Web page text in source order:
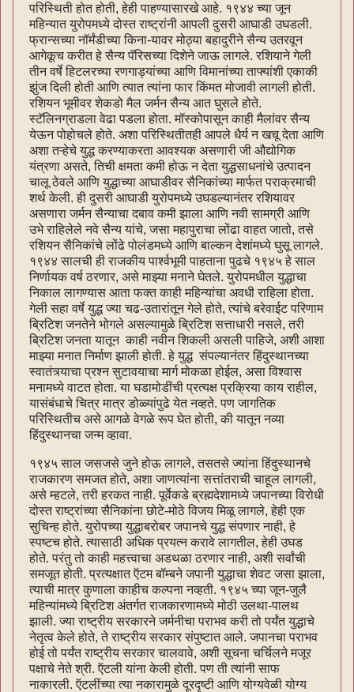
परिस्थिती होत होती, हेही पाहण्यासारखे आहे. १९४४ च्या जून
महिन्यात युरोपमध्ये दोस्त राष्ट्रांनी आपली दुसरी आघाडी उघडली.
फ्रान्सच्या नॉर्मंडीच्या किना-यावर मोठ्या बहादुरीने सैन्य उतरवून
आगेकूच करीत हे सैन्य पॅरिसच्या दिशेने जाऊ लागले. रशियाने गेली
तीन वर्षे हिटलरच्या रणगाड्यांच्या आणि विमानांच्या ताफ्यांशी एकाकी
झुंज दिली होती आणि त्यात त्यांना फार किंमत मोजावी लागली होती.
रशियन भूमीवर शेकडो मैल जर्मन सैन्य आत घुसले होते.
स्टॅलिनग्राडला वेढा पडला होता. मॉस्कोपासून काही मैलांवर सैन्य
येऊन पोहोचले होते. अशा परिस्थितीतही आपले धैर्य न खचू देता आणि
अशा तऱ्हेचे युद्ध करण्याकरता आवश्यक असणारी जी औद्योगिक
यंत्रणा असते, तिची क्षमता कमी होऊ न देता युद्धसाधनांचे उत्पादन
चालू ठेवले आणि युद्धाच्या आघाडीवर सैनिकांच्या मार्फत पराक्रमाची
शर्थ केली. ही दुसरी आघाडी युरोपमध्ये उघडल्यानंतर रशियावर
असणारा जर्मन सैन्याचा दबाव कमी झाला आणि नवी सामग्री आणि
उभे राहिलेले नवे सैन्य यांचे, जसा महापुराचा लोंढा वाहत जातो, तसे
रशियन सैनिकांचे लोंढे पोलंडमध्ये आणि बाल्कन देशांमध्ये घुसू लागले.
१९४४ सालची ही राजकीय पार्श्वभूमी पाहताना पुढचे १९४५ हे साल
निर्णायक वर्ष ठरणार, असे माझ्या मनाने घेतले. युरोपमधील युद्धाचा
निकाल लागण्यास आता फक्त काही महिन्यांचा अवधी राहिला होता.
गेली सहा वर्षे युद्ध ज्या चढ-उतारांतून गेले होते, त्यांचे बरेवाईट परिणाम
ब्रिटिश जनतेने भोगले असल्यामुळे ब्रिटिश सत्ताधारी नसले, तरी
ब्रिटिश जनता यातून काही नवीन शिकली असली पाहिजे, अशी आशा
माझ्या मनात निर्माण झाली होती. हे युद्ध संपल्यानंतर हिंदुस्थानच्या
स्वातंत्र्याचा प्रश्न सुटावयाचा मार्ग मोकळा होईल, असा विश्वास
मनामध्ये वाटत होता. या घडामोडींची प्रत्यक्ष प्रक्रिया काय राहील,
यासंबंधाचे चित्र मात्र डोळ्यांपुढे येत नव्हते. पण जागतिक
परिस्थितीच असे आगळे वेगळे रूप घेत होती, की यातून नव्या
हिंदुस्थानचा जन्म व्हावा.
१९४५ साल जसजसे जुने होऊ लागले, तसतसे ज्यांना हिंदुस्थानचे
राजकारण समजत होते, अशा जाणत्यांना सत्तांतराची चाहूल लागली,
असे म्हटले, तरी हरकत नाही. पूर्वेकडे ब्रह्मदेशामध्ये जपानच्या विरोधी
दोस्त राष्ट्रांच्या सैनिकांना छोटे-मोठे विजय मिळू लागले, हेही एक
सुचिन्ह होते. युरोपच्या युद्धाबरोबर जपानचे युद्ध संपणार नाही, हे
स्पष्टच होते. त्यासाठी अधिक प्रयत्न करावे लागतील, हेही उघड
होते. परंतु तो काही महत्त्वाचा अडथळा ठरणार नाही, अशी सर्वांची
समजूत होती. प्रत्यक्षात ऍटम बॉम्बने जपानी युद्धाचा शेवट जसा झाला,
त्याची मात्र कुणाला काहीच कल्पना नव्हती. १९४५ च्या जून-जुलै
महिन्यांमध्ये ब्रिटिश अंतर्गत राजकारणामध्ये मोठी उलथा-पालथ
झाली. ज्या राष्ट्रीय सरकारने जर्मनीचा पराभव करी तो पर्यंत युद्धाचे
नेतृत्व केले होते, ते राष्ट्रीय सरकार संपुष्टात आले. जपानचा पराभव
होई तो पर्यंत राष्ट्रीय सरकार चालवावे, अशी सूचना चर्चिलने मजूर
पक्षाचे नेते श्री. ऍटली यांना केली होती. पण ती त्यांनी साफ
नाकारली. ऍटलींच्या त्या नकारामुळे दूरदृष्टी आणि योग्यवेळी योग्य